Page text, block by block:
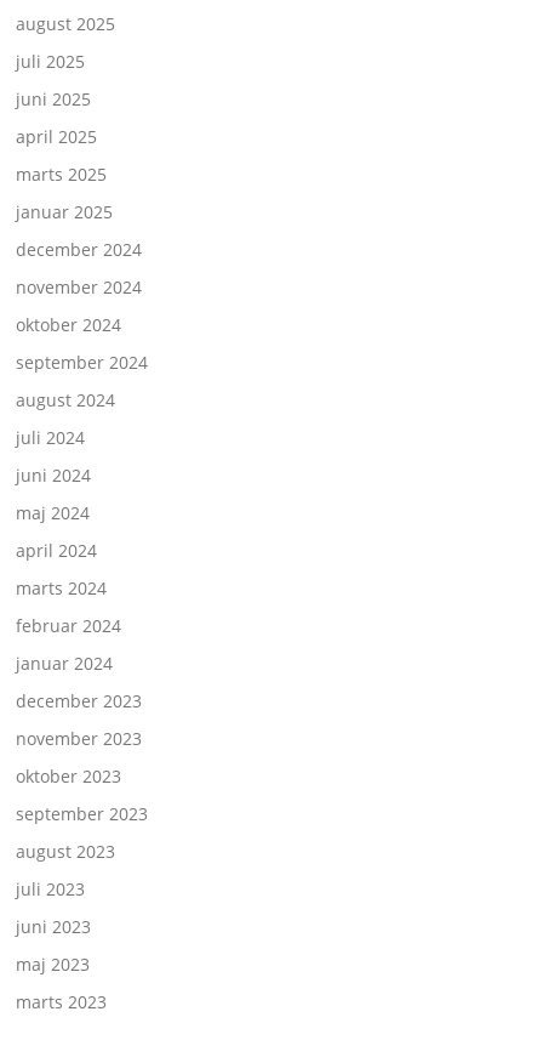
august 2025
juli 2025
juni 2025
april 2025
marts 2025
januar 2025
december 2024
november 2024
oktober 2024
september 2024
august 2024
juli 2024
juni 2024
maj 2024
april 2024
marts 2024
februar 2024
januar 2024
december 2023
november 2023
oktober 2023
september 2023
august 2023
juli 2023
juni 2023
maj 2023
marts 2023